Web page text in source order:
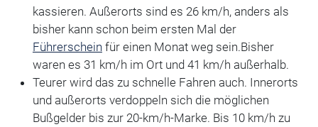
kassieren. Außerorts sind es 26 km/h, anders als
bisher kann schon beim ersten Mal der
Führerschein für einen Monat weg sein.Bisher
waren es 31 km/h im Ort und 41 km/h außerhalb.
Teurer wird das zu schnelle Fahren auch. Innerorts
und außerorts verdoppeln sich die möglichen
Bußgelder bis zur 20-km/h-Marke. Bis 10 km/h zu